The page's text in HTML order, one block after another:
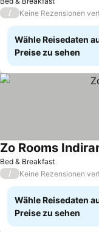
/
Keine Rezensionen
Wähle Reisedaten
Preise zu sehen
Bed & Breakfast
Zo Rooms
/ Keine Rezensionen
Wähle Reisedaten
Preise zu sehen